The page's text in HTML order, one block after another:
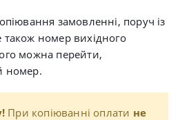
замовленні, поруч із
номер вихідного
можна перейти,
номер.
При копіюванні оплати не